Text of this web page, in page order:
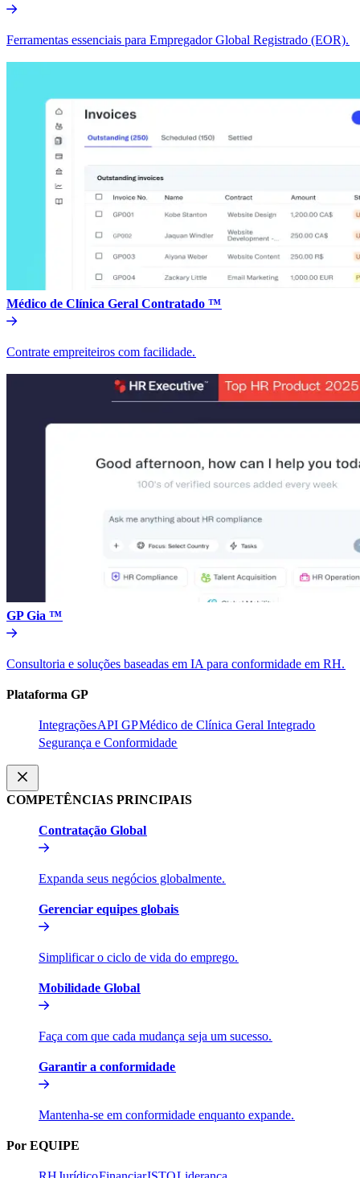
Ferramentas essenciais para Empregador Global Registrado (EOR).​​
Médico de Clínica Geral Contratado ™​​
Contrate empreiteiros com facilidade.​​
GP Gia ™​​
Consultoria e soluções baseadas em IA para conformidade em RH.​​
Plataforma GP​​
Integrações​​API GP​​Médico de Clínica Geral Integrado​​
Segurança e Conformidade​​
COMPETÊNCIAS PRINCIPAIS​​
Contratação Global​​
Expanda seus negócios globalmente.​​
Gerenciar equipes globais​​
Simplificar o ciclo de vida do emprego.​​
Mobilidade Global​​
Faça com que cada mudança seja um sucesso.​​
Garantir a conformidade​​
Mantenha-se em conformidade enquanto expande.​​
Por EQUIPE​​